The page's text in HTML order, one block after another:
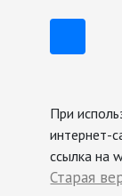
При
интернет-
ссылка на
Старая